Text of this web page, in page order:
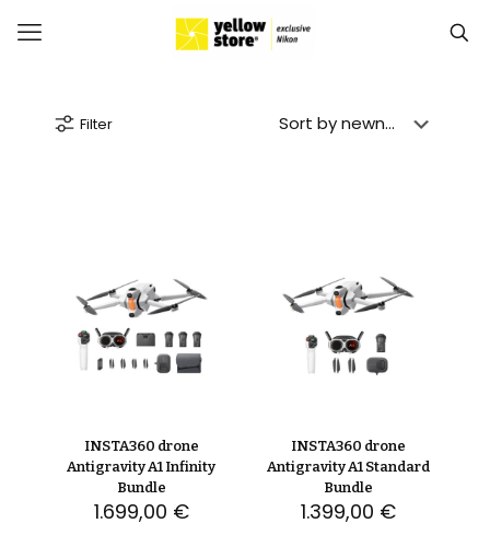
Filter
INSTA360 drone
Antigravity A1 Infinity
Bundle
1.699,00 €
INSTA360 drone
Antigravity A1 Standard
Bundle
1.399,00 €